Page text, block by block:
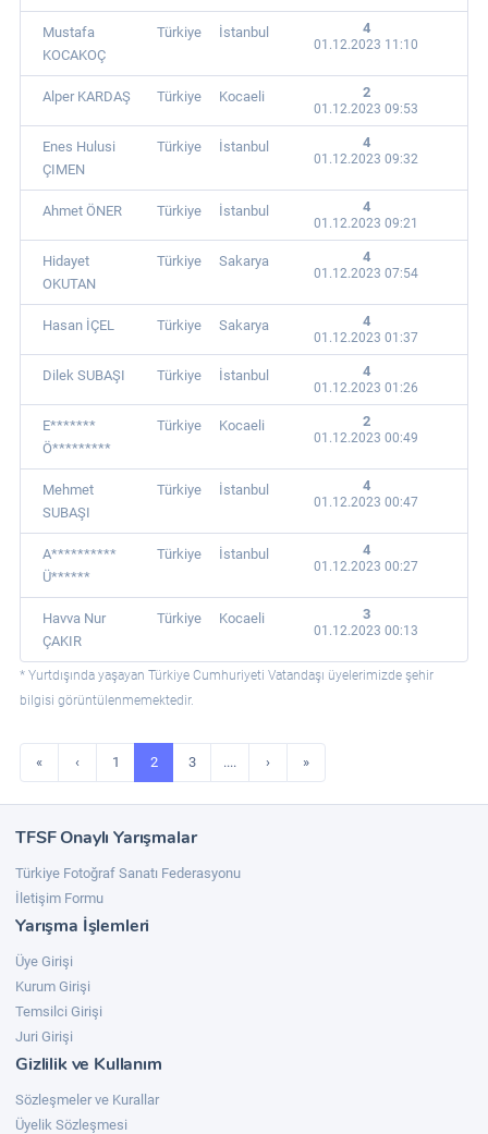
Mustafa
KOCAKOÇ
Türkiye İstanbul 4
01.12.2023 11:10
Alper KARDAŞ Türkiye Kocaeli 2
01.12.2023 09:53
Enes Hulusi
ÇIMEN
Türkiye İstanbul 4
01.12.2023 09:32
Ahmet ÖNER Türkiye İstanbul 4
01.12.2023 09:21
Hidayet
OKUTAN
Türkiye Sakarya 4
01.12.2023 07:54
Hasan İÇEL Türkiye Sakarya 4
01.12.2023 01:37
Dilek SUBAŞI Türkiye İstanbul 4
01.12.2023 01:26
E*******
Ö*********
Türkiye Kocaeli 2
01.12.2023 00:49
Mehmet
SUBAŞI
Türkiye İstanbul 4
01.12.2023 00:47
A**********
Ü******
Türkiye İstanbul 4
01.12.2023 00:27
Havva Nur
ÇAKIR
Türkiye Kocaeli 3
01.12.2023 00:13
* Yurtdışında yaşayan Türkiye Cumhuriyeti Vatandaşı üyelerimizde şehir
bilgisi görüntülenmemektedir.
« ‹ 1 2 3 .... › »
TFSF Onaylı Yarışmalar
Türkiye Fotoğraf Sanatı Federasyonu
İletişim Formu
Yarışma İşlemleri
Üye Girişi
Kurum Girişi
Temsilci Girişi
Juri Girişi
Gizlilik ve Kullanım
Sözleşmeler ve Kurallar
Üyelik Sözleşmesi